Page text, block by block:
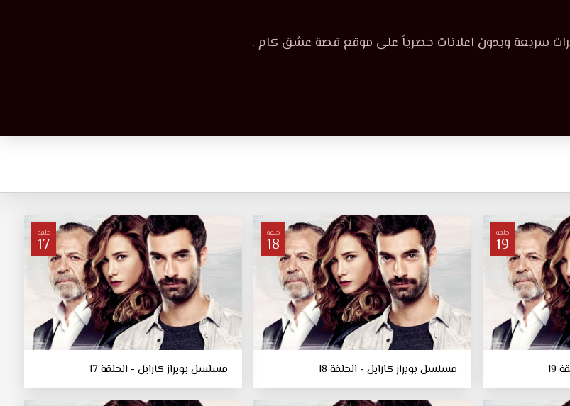
سريعة وبدون اعلانات حصرياً على موقع قصة عشق كام .
حلقة
19
حلقة
18
مسلسل بويراز كارايل - الحلقة 18
حلقة
17
مسلسل بويراز كارايل - الحلقة 17